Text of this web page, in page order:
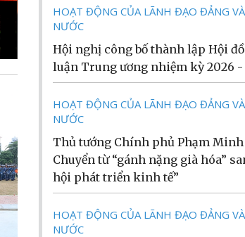
HOẠT ĐỘNG CỦA LÃNH ĐẠO ĐẢNG
NƯỚC
Hội nghị công bố thành lập Hội
luận Trung ương nhiệm kỳ 2026 -
HOẠT ĐỘNG CỦA LÃNH ĐẠO ĐẢNG
NƯỚC
Thủ tướng Chính phủ Phạm
Chuyển từ “gánh nặng già hóa”
hội phát triển kinh tế”
HOẠT ĐỘNG CỦA LÃNH ĐẠO ĐẢNG
NƯỚC